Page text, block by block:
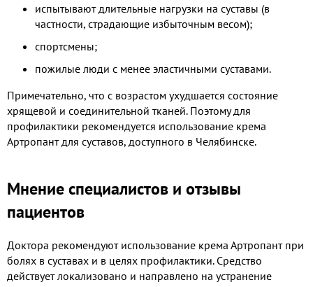
испытывают длительные нагрузки на суставы (в
частности, страдающие избыточным весом);
спортсмены;
пожилые люди с менее эластичными суставами.
Примечательно, что с возрастом ухудшается состояние
хрящевой и соединительной тканей. Поэтому для
профилактики рекомендуется использование крема
Артропант для суставов, доступного в Челябинске.
Мнение специалистов и отзывы
пациентов
Доктора рекомендуют использование крема Артропант при
болях в суставах и в целях профилактики. Средство
действует локализовано и направлено на устранение